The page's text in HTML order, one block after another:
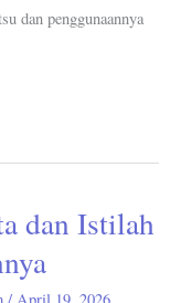
dan penggunaannya
dan Istilah
/ April 19, 2026